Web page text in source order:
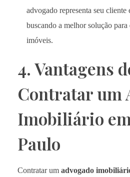
advogado representa seu cliente
buscando a melhor solução
imóveis.
4. Vantagens
Contratar um
Imobiliário
Paulo
Contratar um advogado